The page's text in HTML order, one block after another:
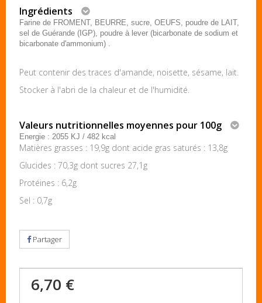
Ingrédients
Farine de FROMENT, BEURRE, sucre, OEUFS, poudre de LAIT,
sel de Guérande (IGP), poudre à lever (bicarbonate de sodium et
bicarbonate d'ammonium) .
Peut contenir des traces d'amande, noisette, sésame, lait.
Stocker à l'abri de la chaleur et de l'humidité.
Valeurs nutritionnelles moyennes pour 100g
Energie : 2055 KJ / 482 kcal
Matières grasses : 19,9g dont acide gras saturés : 13,8g
Glucides : 70,3g dont sucres 27,1g
Protéines : 6,2g
Sel : 0,7g
Partager
6,70 €